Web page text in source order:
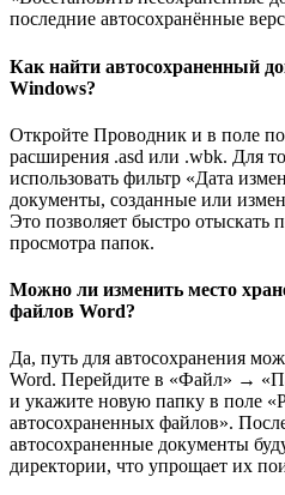
последние автосохранённые
Как найти автосохраненный
Windows?
Откройте Проводник и в поле
расширения .asd или .wbk. Для
использовать фильтр «Дата
документы, созданные или
Это позволяет быстро отыскать
просмотра папок.
Можно ли изменить место
файлов Word?
Да, путь для автосохранения
Word. Перейдите в «Файл» →
и укажите новую папку в поле
автосохраненных файлов».
автосохраненные документы
директории, что упрощает их